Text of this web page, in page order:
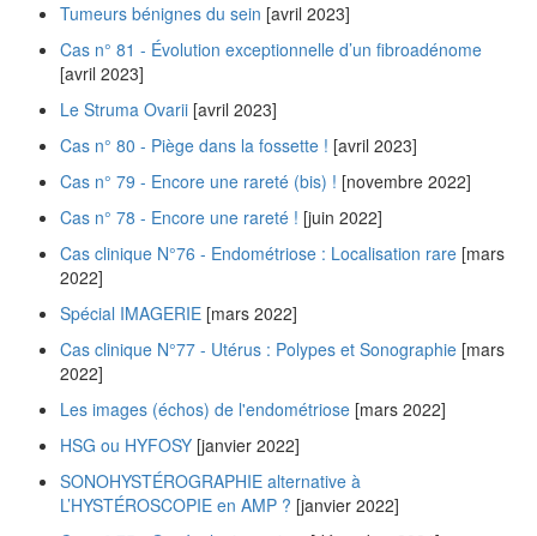
Tumeurs bénignes du sein [avril 2023]
Cas n° 81 - Évolution exceptionnelle d’un fibroadénome
[avril 2023]
Le Struma Ovarii [avril 2023]
Cas n° 80 - Piège dans la fossette ! [avril 2023]
Cas n° 79 - Encore une rareté (bis) ! [novembre 2022]
Cas n° 78 - Encore une rareté ! [juin 2022]
Cas clinique N°76 - Endométriose : Localisation rare [mars
2022]
Spécial IMAGERIE [mars 2022]
Cas clinique N°77 - Utérus : Polypes et Sonographie [mars
2022]
Les images (échos) de l'endométriose [mars 2022]
HSG ou HYFOSY [janvier 2022]
SONOHYSTÉROGRAPHIE alternative à
L’HYSTÉROSCOPIE en AMP ? [janvier 2022]